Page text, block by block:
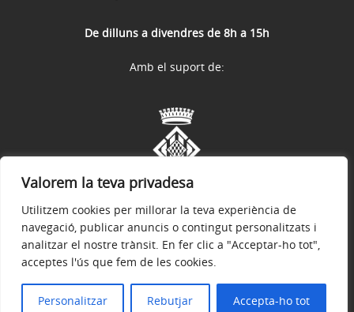
Valorem la teva privadesa
Utilitzem cookies per millorar la teva experiència de
navegació, publicar anuncis o contingut personalitzats i
analitzar el nostre trànsit. En fer clic a "Acceptar-ho tot",
acceptes l'ús que fem de les cookies.
Personalitzar Rebutjar Accepta-ho tot
De dilluns a divendres de 8h a 15h
Avís legal Política de privacitat
Amb el suport de: